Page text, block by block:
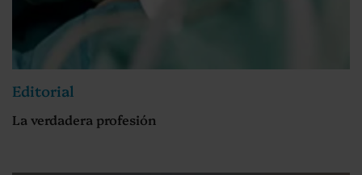
Editorial
La verdadera profesión